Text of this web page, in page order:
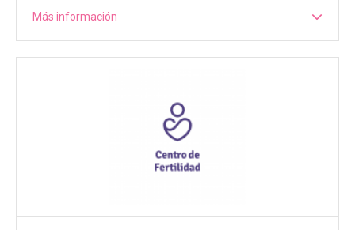
Más información